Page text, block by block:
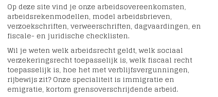
Op deze site vind je onze arbeidsovereenkomsten,
arbeidsrekenmodellen, model arbeidsbrieven,
verzoekschriften, verweerschriften, dagvaardingen, en
fiscale- en juridische checklisten.
Wil je weten welk arbeidsrecht geldt, welk sociaal
verzekeringsrecht toepasselijk is, welk fiscaal recht
toepasselijk is, hoe het met verblijfsvergunningen,
rijbewijs zit? Onze specialiteit is immigratie en
emigratie, kortom grensoverschrijdende arbeid.